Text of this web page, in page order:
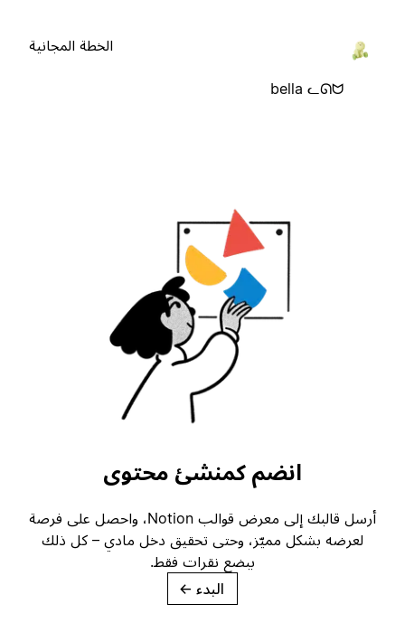
bella ᓚᘏᗢ
الخطة المجانية
انضم كمنشئ محتوى
أرسل قالبك إلى معرض قوالب Notion، واحصل على فرصة
لعرضه بشكل مميّز، وحتى تحقيق دخل مادي – كل ذلك
ببضع نقرات فقط.
→